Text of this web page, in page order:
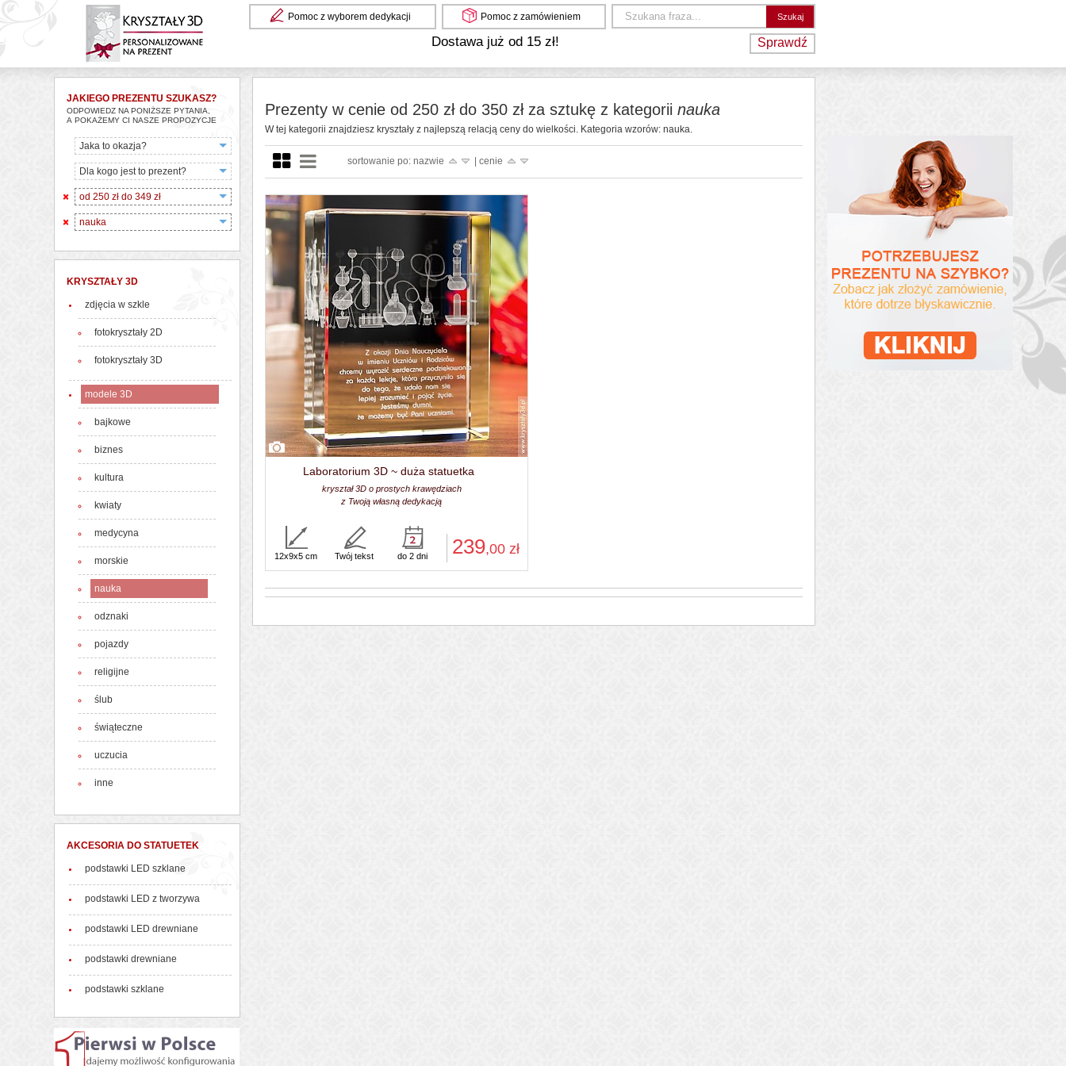
Pomoc z wyborem dedykacji Pomoc z zamówieniem
Dostawa już od 15 zł! Sprawdź
JAKIEGO PREZENTU SZUKASZ?
ODPOWIEDZ NA PONIŻSZE PYTANIA,
A POKAŻEMY CI NASZE PROPOZYCJE
Jaka to okazja?
Dla kogo jest to prezent?
od 250 zł do 349 zł
nauka
KRYSZTAŁY 3D
zdjęcia w szkle
fotokryształy 2D
fotokryształy 3D
modele 3D
bajkowe
biznes
kultura
kwiaty
medycyna
morskie
nauka
odznaki
pojazdy
religijne
ślub
świąteczne
uczucia
inne
AKCESORIA DO STATUETEK
podstawki LED szklane
podstawki LED z tworzywa
podstawki LED drewniane
podstawki drewniane
podstawki szklane
Prezenty w cenie od 250 zł do 350 zł za sztukę z kategorii nauka
W tej kategorii znajdziesz kryształy z najlepszą relacją ceny do wielkości. Kategoria wzorów: nauka.
sortowanie po: nazwie | cenie
Laboratorium 3D ~ duża statuetka
kryształ 3D o prostych krawędziach
z Twoją własną dedykacją
239,00zł
12x9x5 cm Twój tekst do 2 dni